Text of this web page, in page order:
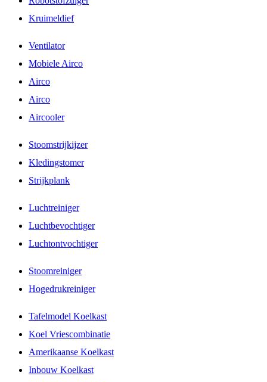
Kruimeldief
Ventilator
Mobiele Airco
Airco
Airco
Aircooler
Stoomstrijkijzer
Kledingstomer
Strijkplank
Luchtreiniger
Luchtbevochtiger
Luchtontvochtiger
Stoomreiniger
Hogedrukreiniger
Tafelmodel Koelkast
Koel Vriescombinatie
Amerikaanse Koelkast
Inbouw Koelkast